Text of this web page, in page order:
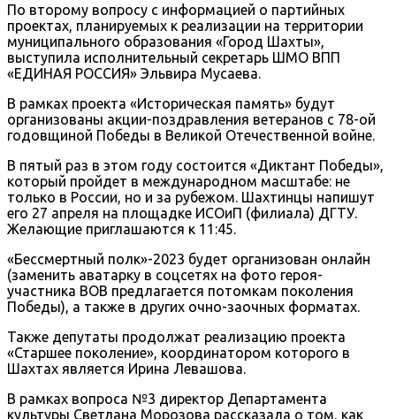
По второму вопросу с информацией о партийных
проектах, планируемых к реализации на территории
муниципального образования «Город Шахты»,
выступила исполнительный секретарь ШМО ВПП
«ЕДИНАЯ РОССИЯ» Эльвира Мусаева.
В рамках проекта «Историческая память» будут
организованы акции-поздравления ветеранов с 78-ой
годовщиной Победы в Великой Отечественной войне.
В пятый раз в этом году состоится «Диктант Победы»,
который пройдет в международном масштабе: не
только в России, но и за рубежом. Шахтинцы напишут
его 27 апреля на площадке ИСОиП (филиала) ДГТУ.
Желающие приглашаются к 11:45.
«Бессмертный полк»-2023 будет организован онлайн
(заменить аватарку в соцсетях на фото героя-
участника ВОВ предлагается потомкам поколения
Победы), а также в других очно-заочных форматах.
Также депутаты продолжат реализацию проекта
«Старшее поколение», координатором которого в
Шахтах является Ирина Левашова.
В рамках вопроса №3 директор Департамента
культуры Светлана Морозова рассказала о том, как